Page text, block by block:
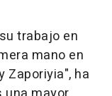
trabajo en
mano en
Zaporiyia", ha